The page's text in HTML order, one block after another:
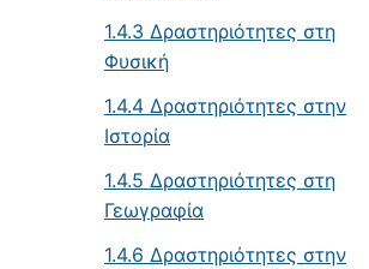
1.4.3 Δραστηριότητες στη
Φυσική
1.4.4 Δραστηριότητες στην
Ιστορία
1.4.5 Δραστηριότητες στη
Γεωγραφία
1.4.6 Δραστηριότητες στην